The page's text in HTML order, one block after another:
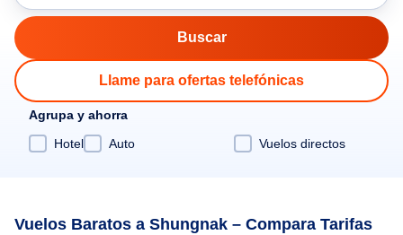
Llame para ofertas telefónicas
Agrupa y ahorra
Hotel
Auto Vuelos directos
Vuelos Baratos a Shungnak – Compara Tarifas